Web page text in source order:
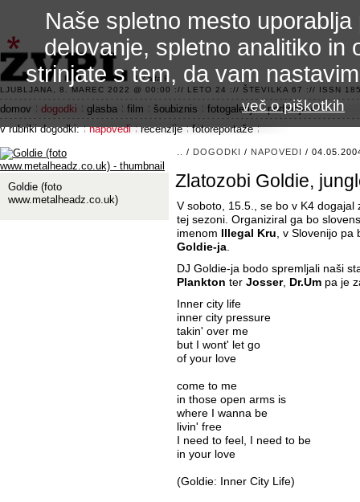
3.2 alfa R
LJUBLJANA, 8. MAREC 2022 @ 00:00 :// LETO 24 :// ŠTEVILKA 67 :// ISSN
domov dogodki glasba film šoubiznis fotogalerije
področje 42
v rubriki dogodki:
napovedi recenzije fotoreportaže
/ DOGODKI / NAPOVEDI /
Zlatozobi Goldie,
V soboto, 15.5., se bo v K4 dogajal
tej sezoni. Organiziral ga bo
imenom
Illegal Kru, v Slovenijo pa
Goldie-ja.
DJ Goldie-ja bodo spremljali naši
Plankton ter Josser, Dr.Um pa je
Inner city life
inner city pressure
takin' over me
but I wont' let go
of your love
come to me
in those open arms is
where I wanna be
livin' free
I need to feel, I need to be
in your love
(Goldie: Inner City Life)
Goldie (foto
www.metalheadz.co.uk)
Naše spletno mesto
delovanje, spletno analitiko in
strinjate s tem, da vam
več o piškotkih